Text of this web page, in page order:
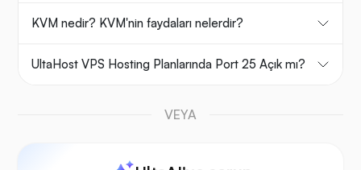
KVM nedir? KVM'nin faydaları nelerdir?
UltaHost VPS Hosting Planlarında Port 25 Açık mı?
VEYA